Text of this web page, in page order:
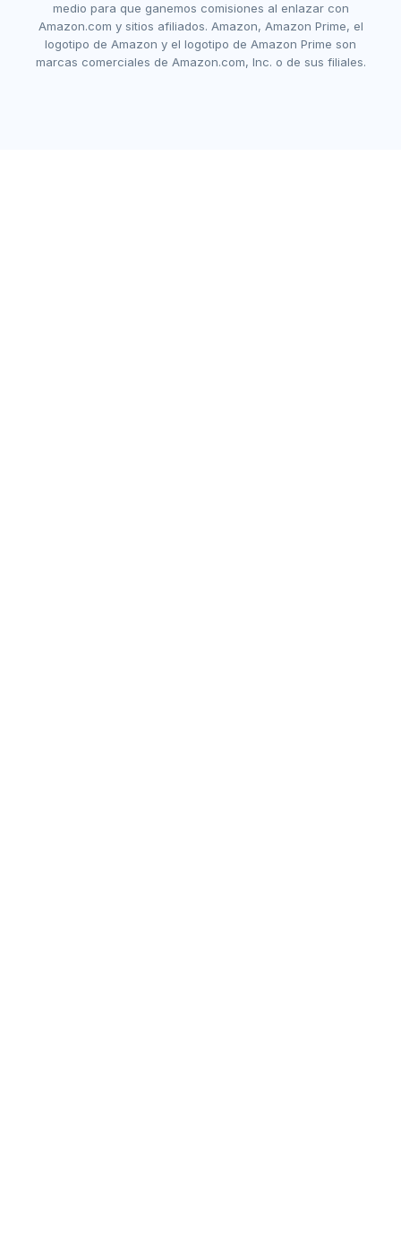
medio para que ganemos comisiones al enlazar con
Amazon.com y sitios afiliados. Amazon, Amazon Prime, el
logotipo de Amazon y el logotipo de Amazon Prime son
marcas comerciales de Amazon.com, Inc. o de sus filiales.